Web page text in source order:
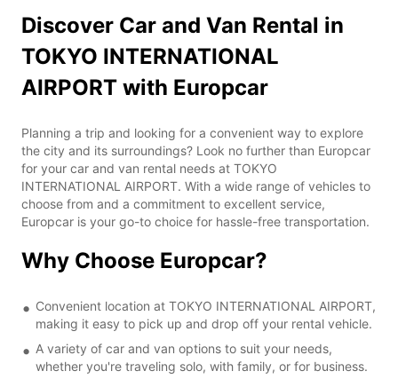
Discover Car and Van Rental in
TOKYO INTERNATIONAL
AIRPORT with Europcar
Planning a trip and looking for a convenient way to explore
the city and its surroundings? Look no further than Europcar
for your car and van rental needs at TOKYO
INTERNATIONAL AIRPORT. With a wide range of vehicles to
choose from and a commitment to excellent service,
Europcar is your go-to choice for hassle-free transportation.
Why Choose Europcar?
Convenient location at TOKYO INTERNATIONAL AIRPORT,
making it easy to pick up and drop off your rental vehicle.
A variety of car and van options to suit your needs,
whether you're traveling solo, with family, or for business.